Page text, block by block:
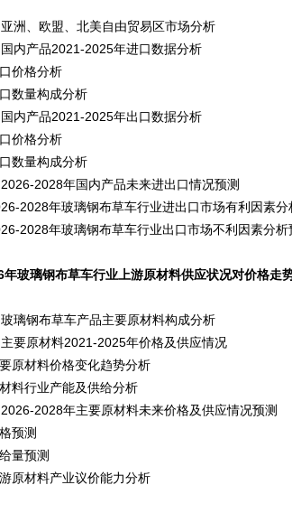
、欧盟、北美自由贸易区市场分析
产品2021-2025年进口数据分析
格分析
量构成分析
产品2021-2025年出口数据分析
格分析
量构成分析
2028年国内产品未来进出口情况预测
年玻璃钢布草车行业进出口市场有利因素分
年玻璃钢布草车行业出口市场不利因素分析
年玻璃钢布草车行业上游原材料供应状况对价格走
钢布草车产品主要原材料构成分析
原材料2021-2025年价格及供应情况
料价格变化趋势分析
业产能及供给分析
2028年主要原材料未来价格及供应情况预测
测
预测
料产业议价能力分析